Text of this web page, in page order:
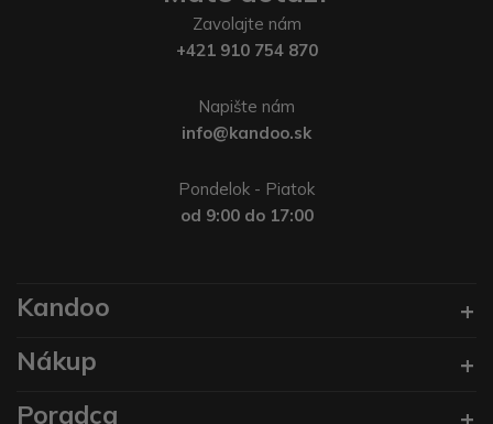
Zavolajte nám
+421 910 754 870
Napište nám
info@kandoo.sk
Pondelok - Piatok
od 9:00 do 17:00
Kandoo
Nákup
Poradca